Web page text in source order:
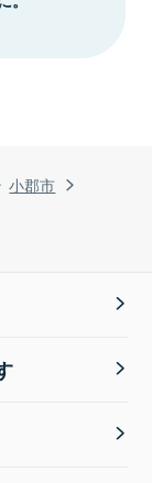
小郡市